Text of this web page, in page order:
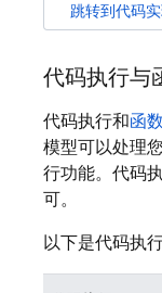
跳转到代码
代码执行与
代码执行和函
模型可以处理
行功能。代码
可。
以下是代码执